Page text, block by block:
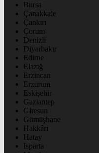
Bursa
Çanakkale
Çankırı
Çorum
Denizli
Diyarbakır
Edirne
Elazığ
Erzincan
Erzurum
Eskişehir
Gaziantep
Giresun
Gümüşhane
Hakkâri
Hatay
Isparta